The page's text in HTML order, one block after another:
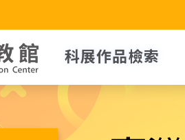
科展作品檢索